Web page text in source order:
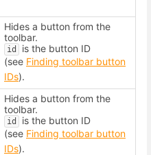
Hides a button from the
toolbar.
id
is the button ID
(see Finding toolbar button
IDs).
Hides a button from the
toolbar.
id
is the button ID
(see Finding toolbar button
IDs).